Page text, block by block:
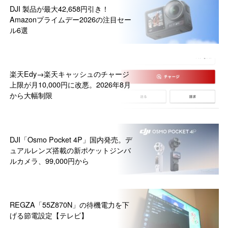
DJI 製品が最大42,658円引き！
Amazonプライムデー2026の注目セー
ル6選
楽天Edy→楽天キャッシュのチャージ
上限が月10,000円に改悪。2026年8月
から大幅制限
DJI「Osmo Pocket 4P」国内発売。デ
ュアルレンズ搭載の新ポケットジンバ
ルカメラ、99,000円から
REGZA「55Z870N」の待機電力を下
げる節電設定【テレビ】